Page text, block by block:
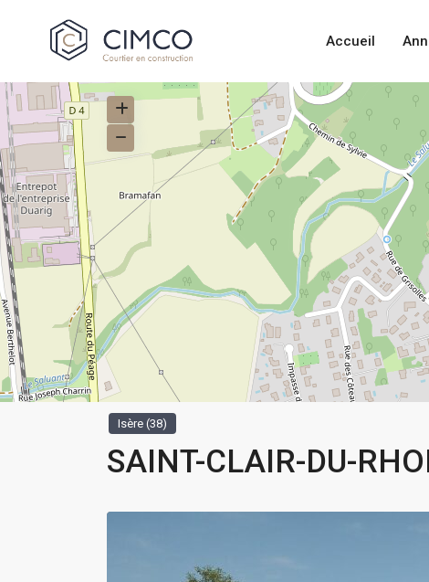
Accueil
Isère (38)
SAINT-CLAIR-DU-